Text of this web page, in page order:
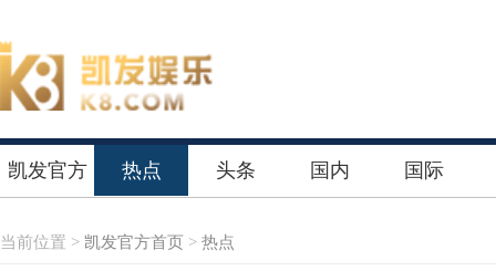
凯发官方 热点 头条 国内 国际
当前位置 > 凯发官方首页 > 热点